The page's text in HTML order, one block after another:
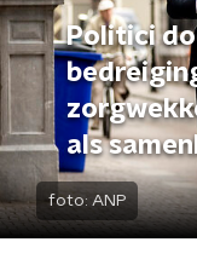
Politici
als
foto: ANP